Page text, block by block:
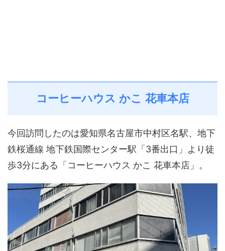
コーヒーハウス かこ 花車本店
今回訪問したのは愛知県名古屋市中村区名駅、地下
鉄桜通線 地下鉄国際センター駅「3番出口」より徒
歩3分にある「コーヒーハウス かこ 花車本店」。